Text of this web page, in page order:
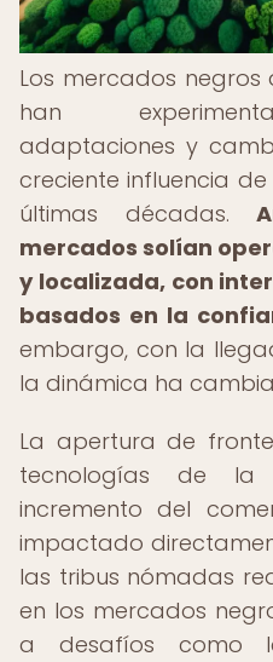
Los mercados
han
adaptaciones y
creciente influencia
últimas décadas.
mercados solían
y localizada, con
basados en la
embargo, con la
la dinámica ha
La apertura de
tecnologías de la
incremento del
impactado
las tribus nómadas
en los mercados
a desafíos como